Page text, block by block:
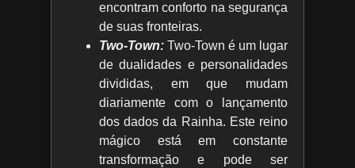
encontram conforto na segurança
de suas fronteiras.
Two-Town: Two-Town é um lugar
de dualidades e personalidades
divididas, em que mudam
diariamente com o lançamento
dos dados da Rainha. Este reino
mágico está em constante
transformação e pode ser